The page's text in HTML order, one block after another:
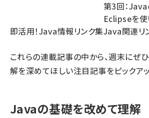
第3回：
Eclipseを使
即活用！Java情報リンク集Java関連リ
これらの連載記事の中から、週末にぜ
解を深めてほしい注目記事をピックアッ
Javaの基礎を改めて理解